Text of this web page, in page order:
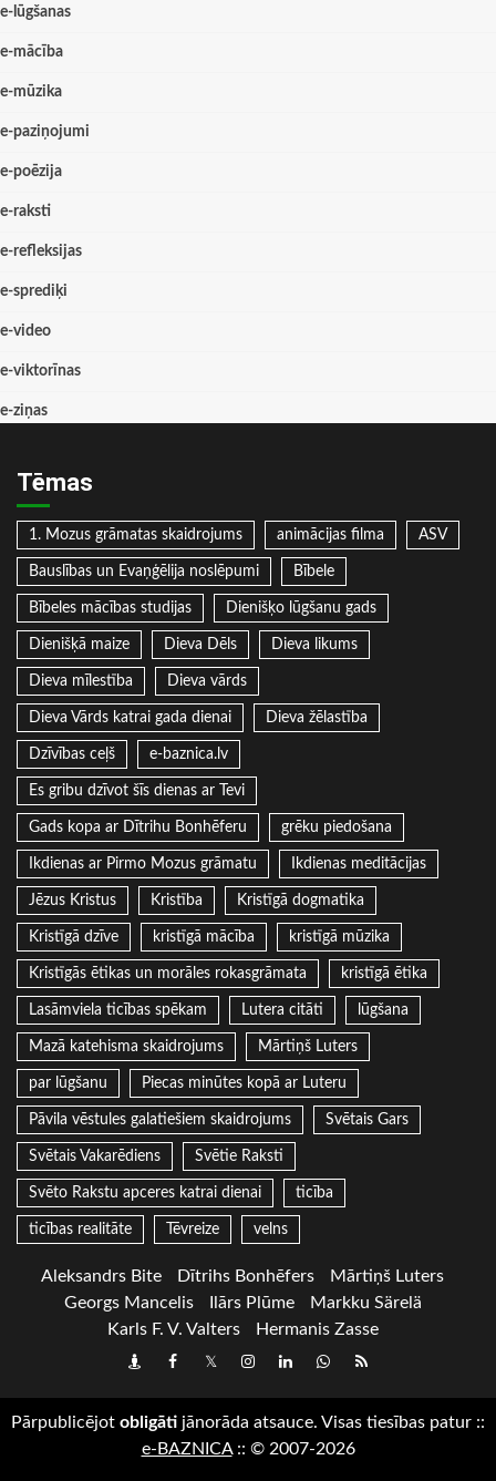
e-lūgšanas
e-mācība
e-mūzika
e-paziņojumi
e-poēzija
e-raksti
e-refleksijas
e-sprediķi
e-video
e-viktorīnas
e-ziņas
Tēmas
1. Mozus grāmatas skaidrojums animācijas filma ASV
Bauslības un Evaņģēlija noslēpumi Bībele
Bībeles mācības studijas Dienišķo lūgšanu gads
Dienišķā maize Dieva Dēls Dieva likums
Dieva mīlestība Dieva vārds
Dieva Vārds katrai gada dienai Dieva žēlastība
Dzīvības ceļš e-baznica.lv
Es gribu dzīvot šīs dienas ar Tevi
Gads kopa ar Dītrihu Bonhēferu grēku piedošana
Ikdienas ar Pirmo Mozus grāmatu Ikdienas meditācijas
Jēzus Kristus Kristība Kristīgā dogmatika
Kristīgā dzīve kristīgā mācība kristīgā mūzika
Kristīgās ētikas un morāles rokasgrāmata kristīgā ētika
Lasāmviela ticības spēkam Lutera citāti lūgšana
Mazā katehisma skaidrojums Mārtiņš Luters
par lūgšanu Piecas minūtes kopā ar Luteru
Pāvila vēstules galatiešiem skaidrojums Svētais Gars
Svētais Vakarēdiens Svētie Raksti
Svēto Rakstu apceres katrai dienai ticība
ticības realitāte Tēvreize velns
Aleksandrs Bite Dītrihs Bonhēfers
Mārtiņš Luters
Georgs Mancelis
Ilārs Plūme
Markku Särelä
Karls F. V. Valters
Hermanis Zasse
DraugiemFacebook
TwitterInstagram
LinkedInwhatsapp
RSS
Pārpublicējot obligāti jānorāda atsauce. Visas tiesības patur ::
e-BAZNICA:: © 2007-2026